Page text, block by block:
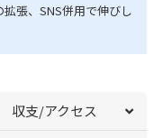
張、SNS併用で伸びし
収支/アクセス